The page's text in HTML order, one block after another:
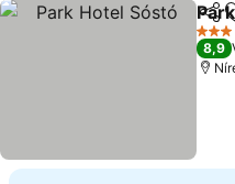
3
8,9